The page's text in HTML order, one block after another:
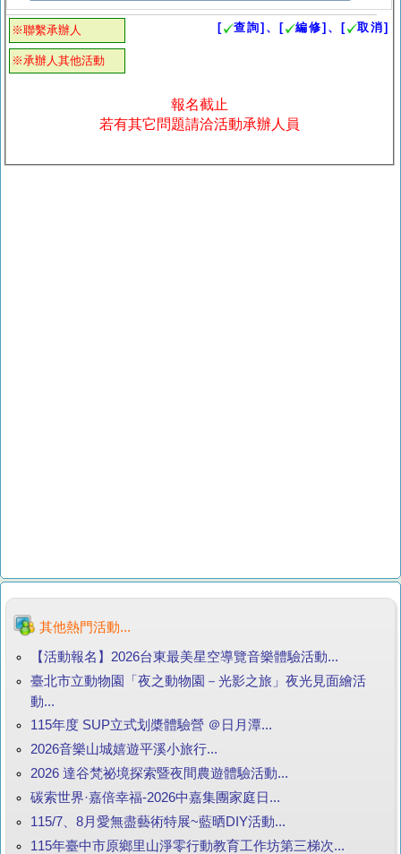
※聯繫承辦人
※承辦人其他活動
[ 查詢]、[ 編修]、[ 取消]
報名截止
若有其它問題請洽活動承辦人員
其他熱門活動...
【活動報名】2026台東最美星空導覽音樂體驗活動...
臺北市立動物園「夜之動物園－光影之旅」夜光見面繪活
動...
115年度 SUP立式划槳體驗營 ＠日月潭...
2026音樂山城嬉遊平溪小旅行...
2026 達谷梵祕境探索暨夜間農遊體驗活動...
碳索世界·嘉倍幸福-2026中嘉集團家庭日...
115/7、8月愛無盡藝術特展~藍晒DIY活動...
115年臺中市原鄉里山淨零行動教育工作坊第三梯次...